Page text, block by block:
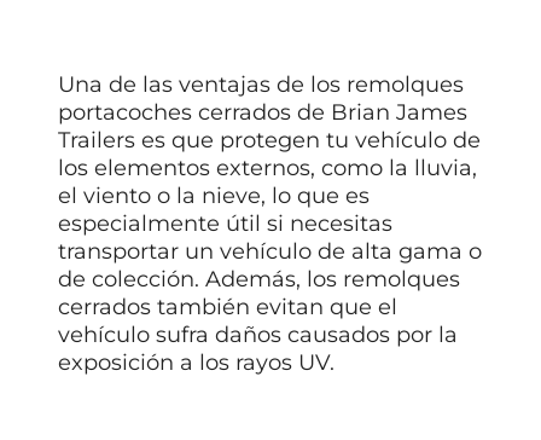
Una de las ventajas de los remolques
portacoches cerrados de Brian James
Trailers es que protegen tu vehículo de
los elementos externos, como la lluvia,
el viento o la nieve, lo que es
especialmente útil si necesitas
transportar un vehículo de alta gama o
de colección. Además, los remolques
cerrados también evitan que el
vehículo sufra daños causados por la
exposición a los rayos UV.